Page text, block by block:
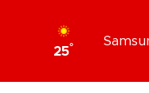
25°